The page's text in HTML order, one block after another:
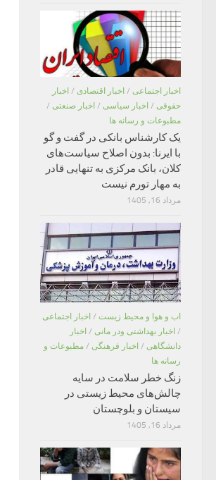
اخبار اجتماعی / اخبار اقتصادی / اخبار
حقوقی / اخبار سیاسی / اخبار صنعتی /
مطبوعات و رسانه ها
یک کارشناس بانکی در گفت و گو
با ایرنا: بدون اصلاح سیاست‌های
کلان، بانک مرکزی به تنهایی قادر
به مهار تورم نیست
مرداد 16, 1405
اب و هوا و محیط زیست / اخبار اجتماعی
/ اخبار بهداشتی ودر مانی / اخبار
دانشگاهی / اخبار فرهنگی / مطبوعات و
رسانه ها
زنگ خطر سلامت در سایه
چالش‌های محیط زیستی در
سیستان و بلوچستان
مرداد 16, 1405